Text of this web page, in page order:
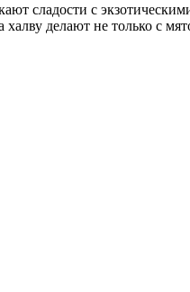
сладости с
делают не только с